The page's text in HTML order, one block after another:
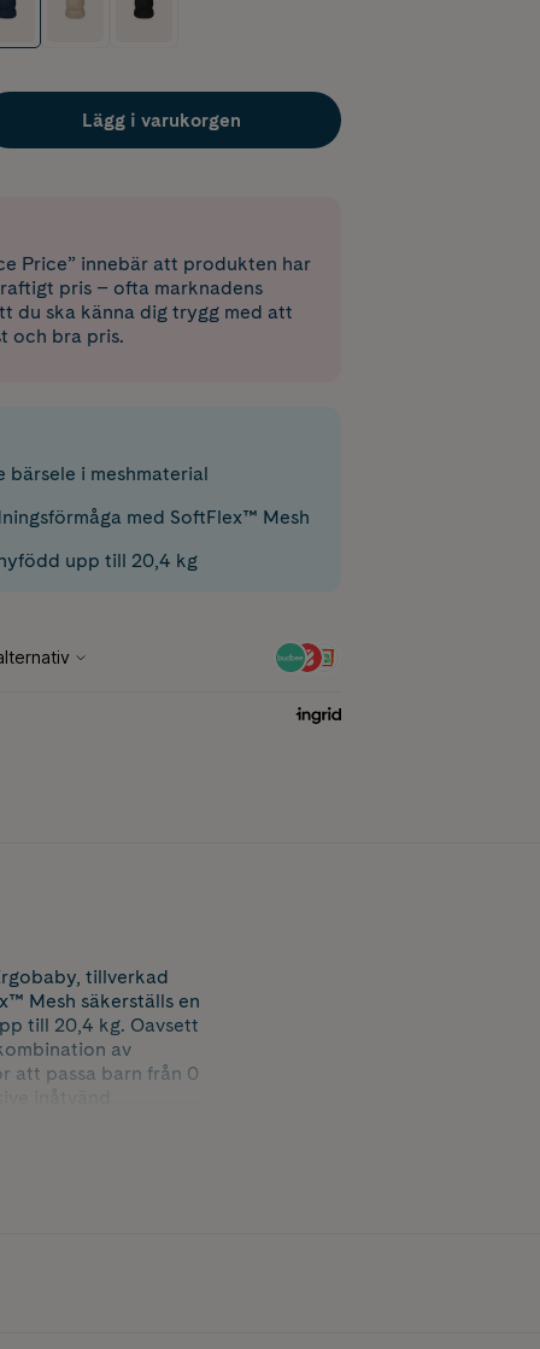
Lägg i varukorgen
Price” innebär att produkten har
pris – ofta marknadens
du ska känna dig trygg med att
och bra pris.
bärsele i meshmaterial
med SoftFlex™ Mesh
upp till 20,4 kg
tillverkad
Mesh säkerställs en
till 20,4 kg. Oavsett
av
att passa barn från 0
inåtvänd